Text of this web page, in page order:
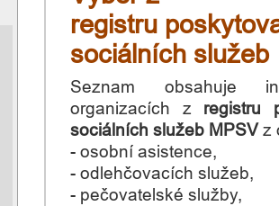
registru
sociálních služeb
Seznam obsahuje
organizacích z registru
sociálních služeb MPSVz
- osobní asistence,
- odlehčovacích služeb,
- pečovatelské služby,